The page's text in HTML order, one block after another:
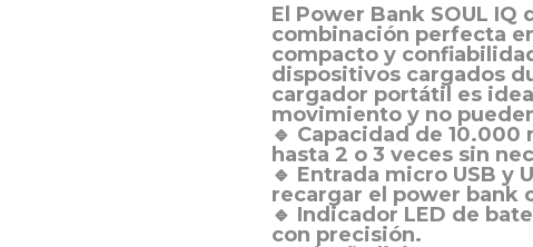
El Power Bank SOUL IQ
combinación perfecta
compacto y
dispositivos cargados
cargador portátil es
movimiento y no
🔹 Capacidad de 10.000
hasta 2 o 3 veces sin
🔹 Entrada micro USB y
recargar el power bank
🔹 Indicador LED de
con precisión.